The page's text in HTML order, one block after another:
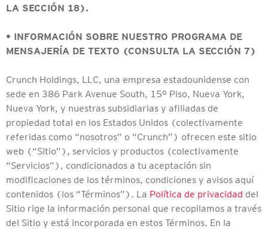
LA SECCIÓN 18).
• INFORMACIÓN SOBRE NUESTRO PROGRAMA DE
MENSAJERÍA DE TEXTO (CONSULTA LA SECCIÓN 7)
Crunch Holdings, LLC, una empresa estadounidense con
sede en 386 Park Avenue South, 15º Piso, Nueva York,
Nueva York, y nuestras subsidiarias y afiliadas de
propiedad total en los Estados Unidos (colectivamente
referidas como “nosotros” o “Crunch”) ofrecen este sitio
web (“Sitio”), servicios y productos (colectivamente
“Servicios”), condicionados a tu aceptación sin
modificaciones de los términos, condiciones y avisos aquí
contenidos (los “Términos”). La Política de privacidad del
Sitio rige la información personal que recopilamos a través
del Sitio y está incorporada en estos Términos. En la